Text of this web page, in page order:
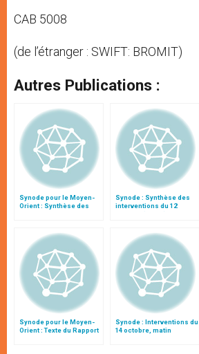
CAB 5008
(de l’étranger : SWIFT: BROMIT)
Autres Publications :
Synode pour le Moyen-
Orient : Synthèse des
Synode : Synthèse des
interventions du 12
octobre (matin)
Synode pour le Moyen-
Orient : Texte du Rapport
Synode : Interventions du
14 octobre, matin